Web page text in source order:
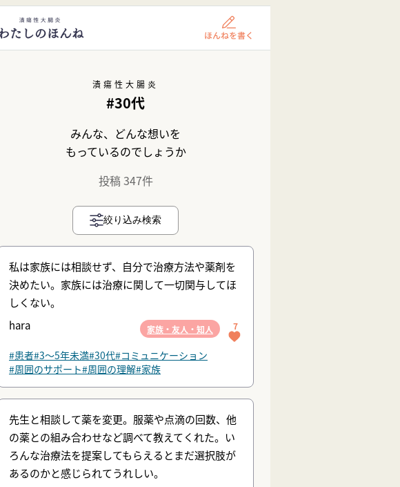
潰瘍性大腸炎
#30代
みんな、どんな想いを
もっているのでしょうか
投稿 347件
絞り込み検索
私は家族には相談せず、自分で治療方法や薬剤を
決めたい。家族には治療に関して一切関与してほ
しくない。
hara
家族・友人・知人 7
#患者#3〜5年未満#30代#コミュニケーション
#周囲のサポート#周囲の理解#家族
先生と相談して薬を変更。服薬や点滴の回数、他
の薬との組み合わせなど調べて教えてくれた。い
ろんな治療法を提案してもらえるとまだ選択肢が
あるのかと感じられてうれしい。